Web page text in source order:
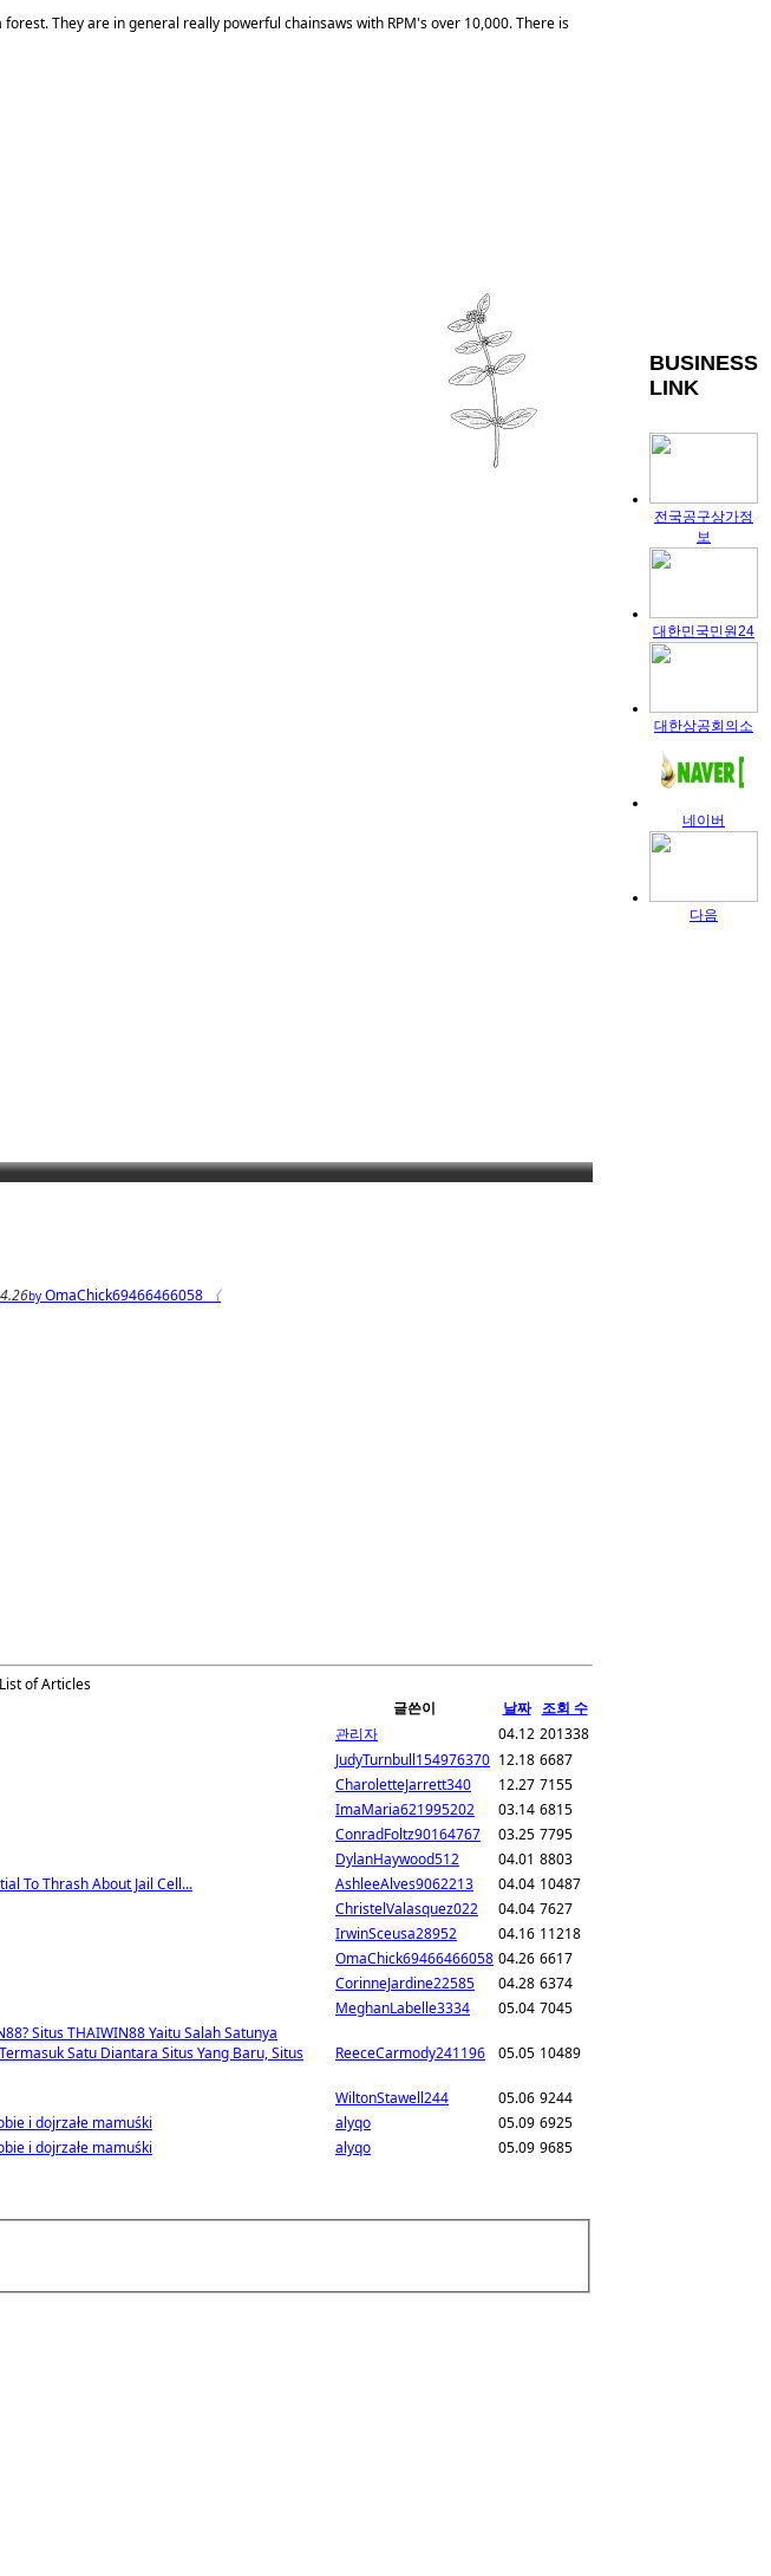
forest. They are in general really powerful chainsaws with RPM's over 10,000. There is
by OmaChick69466466058
〈
List of Articles
글쓴이 날짜 조회 수
관리자 04.12 201338
JudyTurnbull154976370 12.18 6687
CharoletteJarrett340 12.27 7155
ImaMaria621995202 03.14 6815
ConradFoltz90164767 03.25 7795
DylanHaywood512 04.01 8803
To Thrash About Jail Cell... AshleeAlves9062213 04.04 10487
ChristelValasquez022 04.04 7627
IrwinSceusa28952 04.16 11218
OmaChick69466466058 04.26 6617
CorinneJardine22585 04.28 6374
MeghanLabelle3334 05.04 7045
Situs THAIWIN88 Yaitu Salah Satunya
Satu Diantara Situs Yang Baru, Situs
ReeceCarmody241196 05.05 10489
WiltonStawell244 05.06 9244
i dojrzałe mamuśki alyqo 05.09 6925
i dojrzałe mamuśki alyqo 05.09 9685
BUSINESS
LINK
전국공구상가정
보
대한민국민원24
대한상공회의소
네이버
다음